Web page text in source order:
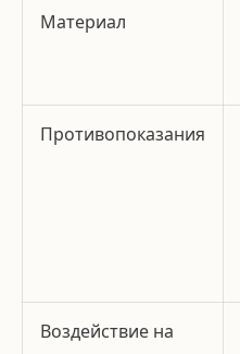
Материал
Противопоказания
Воздействие на